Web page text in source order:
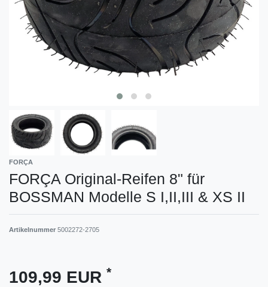
FORÇA
FORÇA Original-Reifen 8" für
BOSSMAN Modelle S I,II,III & XS II
Artikelnummer 5002272-2705
109,99 EUR *